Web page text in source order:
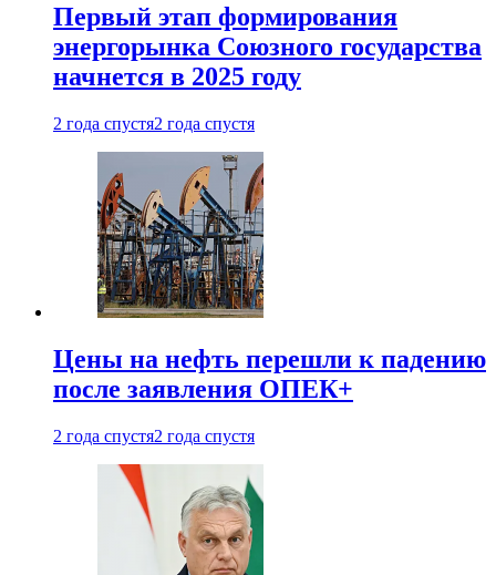
Первый этап формирования
энергорынка Союзного государства
начнется в 2025 году
2 года спустя2 года спустя
Цены на нефть перешли к падению
после заявления ОПЕК+
2 года спустя2 года спустя